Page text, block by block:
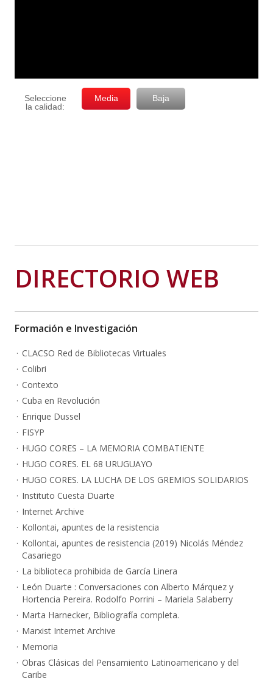
DIRECTORIO WEB
Formación e Investigación
CLACSO Red de Bibliotecas Virtuales
Colibri
Contexto
Cuba en Revolución
Enrique Dussel
FISYP
HUGO CORES – LA MEMORIA COMBATIENTE
HUGO CORES. EL 68 URUGUAYO
HUGO CORES. LA LUCHA DE LOS GREMIOS SOLIDARIOS
Instituto Cuesta Duarte
Internet Archive
Kollontai, apuntes de la resistencia
Kollontai, apuntes de resistencia (2019) Nicolás Méndez
Casariego
La biblioteca prohibida de García Linera
León Duarte : Conversaciones con Alberto Márquez y
Hortencia Pereira. Rodolfo Porrini – Mariela Salaberry
Marta Harnecker, Bibliografía completa.
Marxist Internet Archive
Memoria
Obras Clásicas del Pensamiento Latinoamericano y del
Caribe